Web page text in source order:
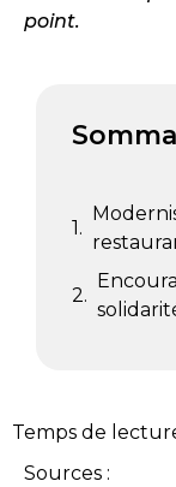
point.
Temps de
Sources :